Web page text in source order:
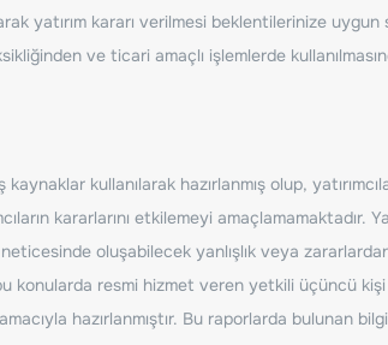
yatırım kararı verilmesi beklentilerinize
ve ticari amaçlı işlemlerde
kullanılarak hazırlanmış olup,
kararlarını etkilemeyi amaçlamamaktadır.
oluşabilecek yanlışlık veya
konularda resmi hizmet veren yetkili üçüncü
hazırlanmıştır. Bu raporlarda bulunan